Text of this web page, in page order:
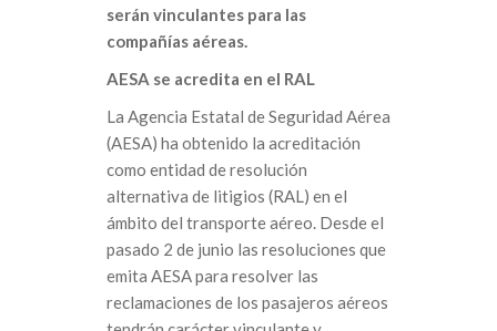
serán vinculantes para las
compañías aéreas.
AESA se acredita en el RAL
La Agencia Estatal de Seguridad Aérea
(AESA) ha obtenido la acreditación
como entidad de resolución
alternativa de litigios (RAL) en el
ámbito del transporte aéreo. Desde el
pasado 2 de junio las resoluciones que
emita AESA para resolver las
reclamaciones de los pasajeros aéreos